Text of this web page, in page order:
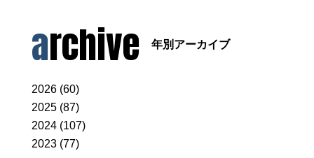
archive 年別アーカイブ
2026 (60)
2025 (87)
2024 (107)
2023 (77)